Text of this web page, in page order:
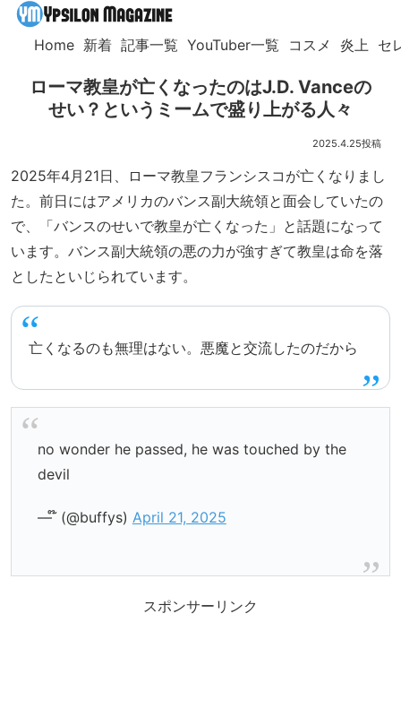
Home 新着 記事一覧 YouTuber一覧 コスメ 炎上 セ
ローマ教皇が亡くなったのはJ.D. Vanceの
せい？というミームで盛り上がる人々
2025.4.25
2025年4月21日、ローマ教皇フランシスコが亡くなりまし
た。前日にはアメリカのバンス副大統領と面会していたの
で、「バンスのせいで教皇が亡くなった」と話題になって
います。バンス副大統領の悪の力が強すぎて教皇は命を落
としたといじられています。
亡くなるのも無理はない。悪魔と交流したのだから
no wonder he passed, he was touched by the
devil
— ໊ (@buffys) April 21, 2025
スポンサーリンク